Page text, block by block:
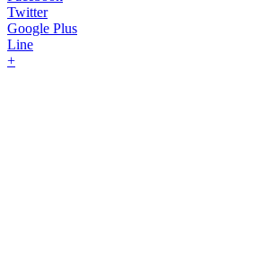
Twitter
Google Plus
Line
+